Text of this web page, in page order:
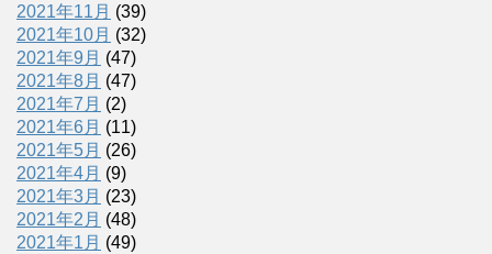
2021年11月 (39)
2021年10月 (32)
2021年9月 (47)
2021年8月 (47)
2021年7月 (2)
2021年6月 (11)
2021年5月 (26)
2021年4月 (9)
2021年3月 (23)
2021年2月 (48)
2021年1月 (49)